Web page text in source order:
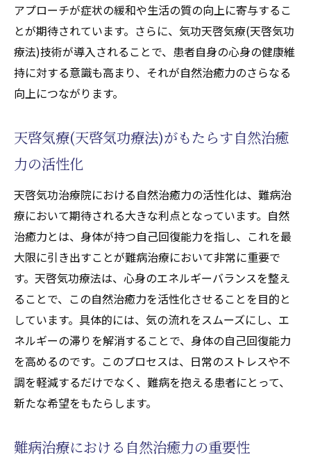
アプローチが症状の緩和や生活の質の向上に寄与するこ
とが期待されています。さらに、気功天啓気療(天啓気功
療法)技術が導入されることで、患者自身の心身の健康維
持に対する意識も高まり、それが自然治癒力のさらなる
向上につながります。
天啓気療(天啓気功療法)がもたらす自然治癒
力の活性化
天啓気功治療院における自然治癒力の活性化は、難病治
療において期待される大きな利点となっています。自然
治癒力とは、身体が持つ自己回復能力を指し、これを最
大限に引き出すことが難病治療において非常に重要で
す。天啓気功療法は、心身のエネルギーバランスを整え
ることで、この自然治癒力を活性化させることを目的と
しています。具体的には、気の流れをスムーズにし、エ
ネルギーの滞りを解消することで、身体の自己回復能力
を高めるのです。このプロセスは、日常のストレスや不
調を軽減するだけでなく、難病を抱える患者にとって、
新たな希望をもたらします。
難病治療における自然治癒力の重要性